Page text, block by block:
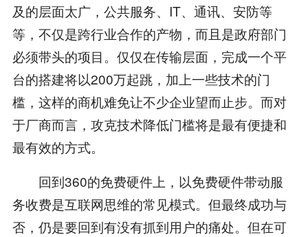
及的层面太广，公共服务、IT、通讯、安防等
等，不仅是跨行业合作的产物，而且是政府部门
必须带头的项目。仅仅在传输层面，完成一个平
台的搭建将以200万起跳，加上一些技术的门
槛，这样的商机难免让不少企业望而止步。而对
于厂商而言，攻克技术降低门槛将是最有便捷和
最有效的方式。
回到360的免费硬件上，以免费硬件带动服
务收费是互联网思维的常见模式。但最终成功与
否，仍是要回到有没有抓到用户的痛处。但在可